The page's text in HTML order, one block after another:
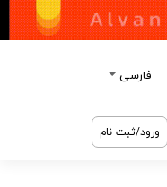
فارسی
ورود/ثبت نام